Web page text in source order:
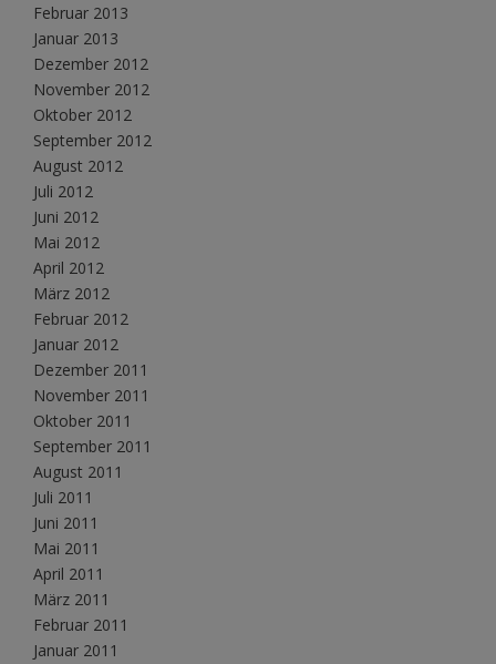
Februar 2013
Januar 2013
Dezember 2012
November 2012
Oktober 2012
September 2012
August 2012
Juli 2012
Juni 2012
Mai 2012
April 2012
März 2012
Februar 2012
Januar 2012
Dezember 2011
November 2011
Oktober 2011
September 2011
August 2011
Juli 2011
Juni 2011
Mai 2011
April 2011
März 2011
Februar 2011
Januar 2011